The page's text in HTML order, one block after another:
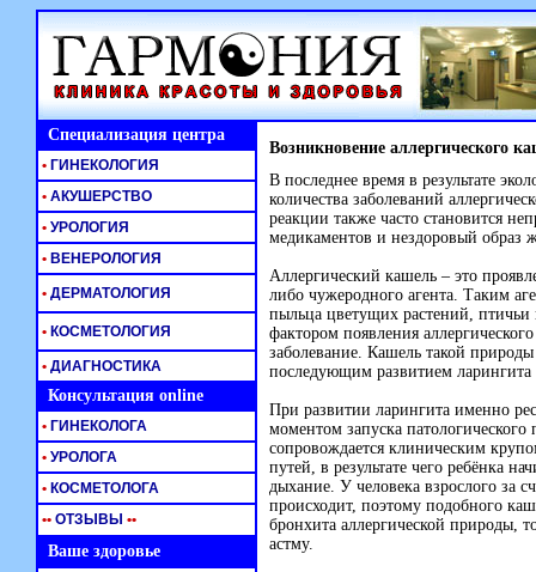
Специализация центра Возникновение аллергического
В последнее время в результате
количества заболеваний
реакции также часто становится
медикаментов и нездоровый образ
Аллергический кашель – это
либо чужеродного агента. Таким
пыльца цветущих растений,
фактором появления
заболевание. Кашель такой
последующим развитием
При развитии ларингита именно
моментом запуска
сопровождается клиническим
путей, в результате чего ребёнка
дыхание. У человека взрослого за
происходит, поэтому подобного
бронхита аллергической природы,
астму.
• ГИНЕКОЛОГИЯ
• АКУШЕРСТВО
• УРОЛОГИЯ
• ВЕНЕРОЛОГИЯ
• ДЕРМАТОЛОГИЯ
• КОСМЕТОЛОГИЯ
• ДИАГНОСТИКА
Консультация online
• ГИНЕКОЛОГА
• УРОЛОГА
• КОСМЕТОЛОГА
•• ОТЗЫВЫ ••
Ваше здоровье